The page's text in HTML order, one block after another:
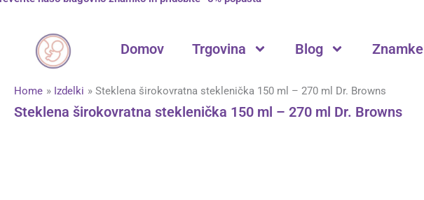
Skip
Domov Trgovina Blog Znamke
Home Izdelki Steklena širokovratna steklenička 150 ml – 270 ml Dr. Browns
Steklena širokovratna steklenička 150 ml – 270 ml Dr. Browns